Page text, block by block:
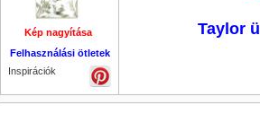
Kép nagyítása Kép
Felhasználási ötletek
Inspirációk
Taylor